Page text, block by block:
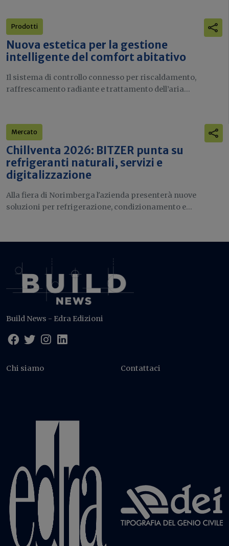
Prodotti
Nuova estetica per la gestione
intelligente del comfort abitativo
Il sistema di controllo connesso per riscaldamento,
raffrescamento radiante e trattamento dell’aria...
Mercato
Chillventa 2026: BITZER punta su
refrigeranti naturali, servizi e
digitalizzazione
Alla fiera di Norimberga l'azienda presenterà nuove
soluzioni per refrigerazione, condizionamento e...
Build News - Edra Edizioni
Chi siamo Contattaci